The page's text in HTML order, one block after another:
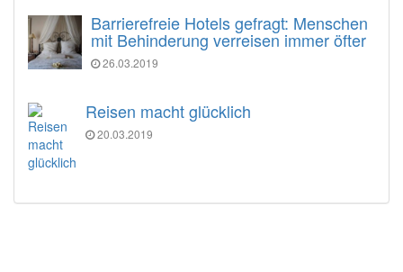
Barrierefreie Hotels gefragt: Menschen
mit Behinderung verreisen immer öfter
26.03.2019
Reisen macht glücklich
20.03.2019